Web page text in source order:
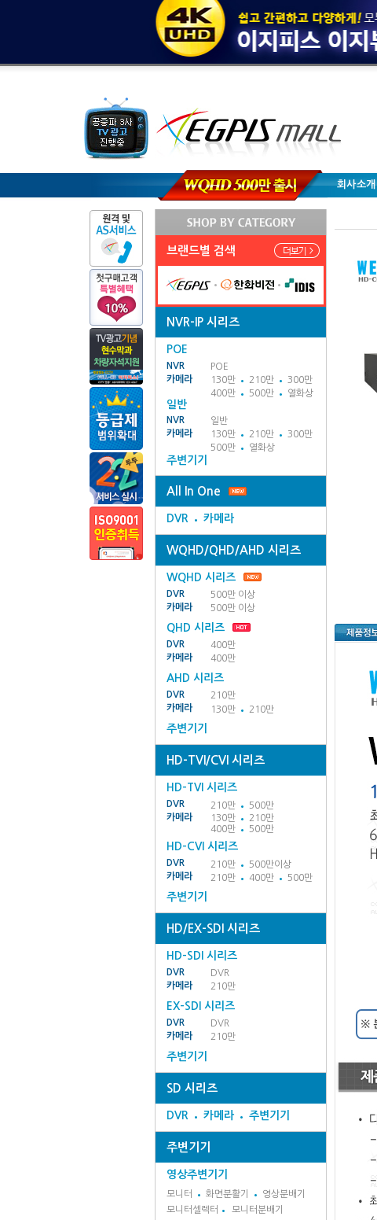
회사소개
브랜드별 검색
NVR-IP 시리즈
POE
NVR
POE
카메라
130만 210만
300만
400만
500만 열화상
일반
NVR
일반
카메라
130만 210만
300만
500만
열화상
주변기기
All In One
DVR 카메라
WQHD/QHD/AHD 시리즈
WQHD 시리즈
DVR
500만 이상
카메라
500만 이상
QHD 시리즈
DVR
400만
카메라
400만
AHD 시리즈
DVR
210만
카메라
130만 210만
주변기기
HD-TVI/CVI 시리즈
HD-TVI 시리즈
DVR 210만
500만
카메라
130만
210만
400만
500만
HD-CVI 시리즈
DVR 210만
500만이상
카메라
210만 400만 500만
주변기기
HD/EX-SDI 시리즈
HD-SDI 시리즈
DVR
DVR
카메라
210만
EX-SDI 시리즈
DVR
DVR
카메라
210만
주변기기
SD 시리즈
DVR 카메라 주변기기
주변기기
영상주변기기
모니터 화면분활기
영상분배기
모니터셀렉터
모니터분배기